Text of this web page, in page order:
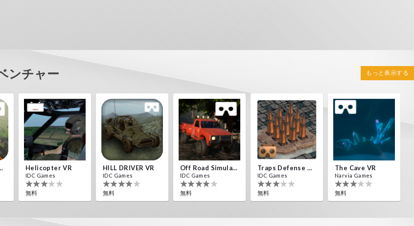
もっと表示する
ンチャー
VR Helicopter VR
IDC Games
無料
HILL DRIVER VR
IDC Games
無料
Off Road Simulator VR
IDC Games
無料
Traps Defense VR
IDC Games
無料
The Cave VR
Narvia Games
無料